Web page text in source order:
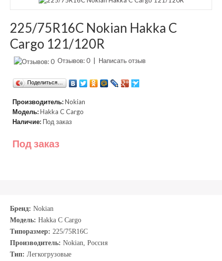
225/75R16C Nokian Hakka C
Cargo 121/120R
Отзывов: 0 Написать отзыв
Поделиться…
Производитель:Nokian
Модель:Hakka C Cargo
Наличие: Под заказ
Под заказ
Бренд: Nokian
Модель: Hakka C Cargo
Типоразмер: 225/75R16C
Производитель: Nokian, Россия
Тип: Легкогрузовые